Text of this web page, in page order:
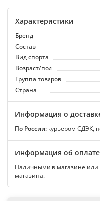
Характеристики
Бренд
Состав
Вид спорта
Возраст/пол
Группа товаров
Страна
Информация о
По России: курьером СДЭК,
Информация об оплате
Наличными в магазине или
магазина.